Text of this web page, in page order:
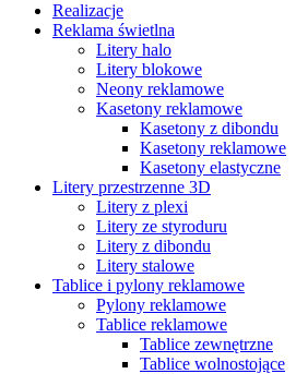
Realizacje
Reklama świetlna
Litery halo
Litery blokowe
Neony reklamowe
Kasetony reklamowe
Kasetony z dibondu
Kasetony reklamowe
Kasetony elastyczne
Litery przestrzenne 3D
Litery z plexi
Litery ze styroduru
Litery z dibondu
Litery stalowe
Tablice i pylony reklamowe
Pylony reklamowe
Tablice reklamowe
Tablice zewnętrzne
Tablice wolnostojące